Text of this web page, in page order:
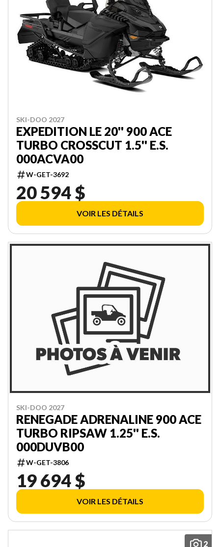
SKI-DOO 2027
EXPEDITION LE 20'' 900 ACE
TURBO CROSSCUT 1.5'' E.S.
000ACVA00
W-GET-3692
20 594 $
VOIR LES DÉTAILS
SKI-DOO 2027
RENEGADE ADRENALINE 900 ACE
TURBO RIPSAW 1.25'' E.S.
000DUVB00
W-GET-3806
19 694 $
VOIR LES DÉTAILS
2